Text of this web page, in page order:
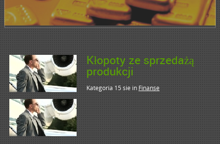
Kłopoty ze sprzedażą
produkcji
Kategoria 15 sieinFinanse